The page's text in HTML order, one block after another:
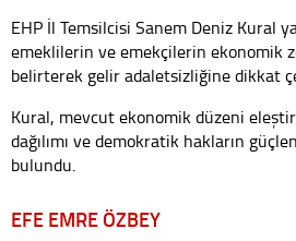
EHP İl Temsilcisi Sanem Deniz Kural
emeklilerin ve emekçilerin ekonomik
belirterek gelir adaletsizliğine dikkat
Kural, mevcut ekonomik düzeni
dağılımı ve demokratik hakların
bulundu.
EFE EMRE ÖZBEY